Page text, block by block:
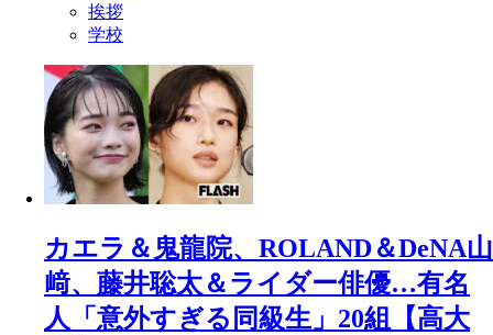
挨拶
学校
カエラ＆鬼龍院、ROLAND＆DeNA山
﨑、藤井聡太＆ライダー俳優…有名
人「意外すぎる同級生」20組【高大